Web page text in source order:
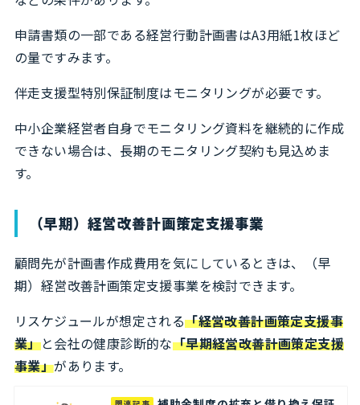
申請書類の一部である経営行動計画書はA3用紙1枚ほど
の量ですみます。
伴走支援型特別保証制度はモニタリングが必要です。
中小企業経営者自身でモニタリング資料を継続的に作成
できない場合は、長期のモニタリング契約も見込めま
す。
（早期）経営改善計画策定支援事業
顧問先が計画書作成費用を気にしているときは、（早
期）経営改善計画策定支援事業を検討できます。
リスケジュールが想定される「経営改善計画策定支援事
業」と会社の健康診断的な「早期経営改善計画策定支援
事業」があります。